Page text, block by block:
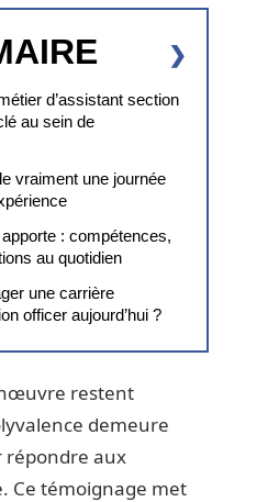
d’assistant section
au sein de
vraiment une journée
: compétences,
au quotidien
une carrière
officer aujourd’hui ?
restent
demeure
répondre aux
Ce témoignage met